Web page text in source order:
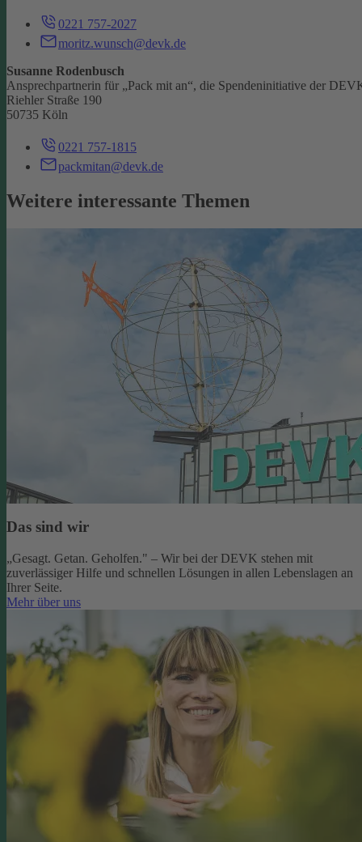
0221 757-2027
moritz.wunsch@devk.de
Susanne Rodenbusch
Ansprechpartnerin für „Pack mit an“, die Spendeninitiative der
Riehler Straße 190
50735 Köln
0221 757-1815
packmitan@devk.de
Weitere interessante Themen
Das sind wir
„Gesagt. Getan. Geholfen." – Wir bei der DEVK stehen mit
zuverlässiger Hilfe und schnellen Lösungen in allen Lebenslagen an
Ihrer Seite.
Mehr über uns